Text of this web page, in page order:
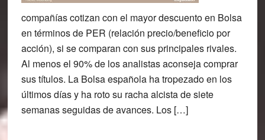
compañías cotizan con el mayor descuento en Bolsa
en términos de PER (relación precio/beneficio por
acción), si se comparan con sus principales rivales.
Al menos el 90% de los analistas aconseja comprar
sus títulos. La Bolsa española ha tropezado en los
últimos días y ha roto su racha alcista de siete
semanas seguidas de avances. Los […]